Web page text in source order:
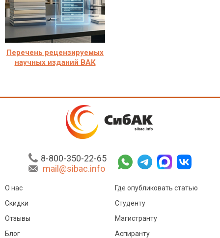
Перечень рецензируемых
научных изданий ВАК
8-800-350-22-65
mail@sibac.info
О нас
Скидки
Отзывы
Блог
Где опубликовать статью
Студенту
Магистранту
Аспиранту